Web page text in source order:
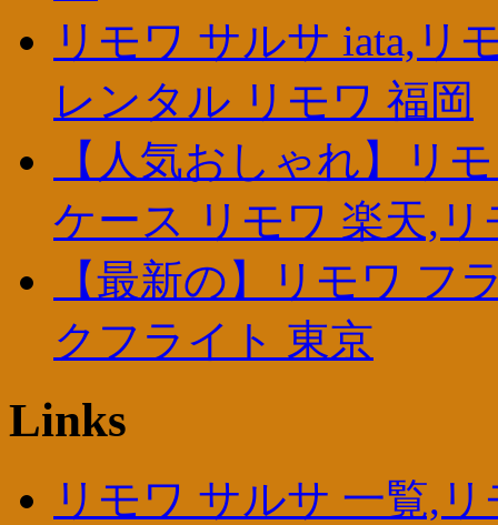
リモワ サルサ iata,リ
レンタル リモワ 福岡
【人気おしゃれ】リ
ケース リモワ 楽天,
【最新の】リモワ フ
クフライト 東京
Links
リモワ サルサ 一覧,